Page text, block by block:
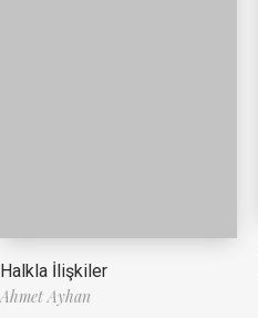
Halkla İlişkiler
Ahmet Ayhan